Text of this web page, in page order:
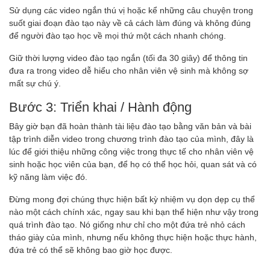
Sử dụng các video ngắn thú vị hoặc kể những câu chuyện trong
suốt giai đoạn đào tạo này về cả cách làm đúng và không đúng
để người đào tạo học về mọi thứ một cách nhanh chóng.
Giữ thời lượng video đào tạo ngắn (tối đa 30 giây) để thông tin
đưa ra trong video dễ hiểu cho nhân viên vệ sinh mà không sợ
mất sự chú ý.
Bước 3: Triển khai / Hành động
Bây giờ bạn đã hoàn thành tài liệu đào tạo bằng văn bản và bài
tập trình diễn video trong chương trình đào tạo của mình, đây là
lúc để giới thiệu những công việc trong thực tế cho nhân viên vệ
sinh hoặc học viên của bạn, để họ có thể học hỏi, quan sát và có
kỹ năng làm việc đó.
Đừng mong đợi chúng thực hiện bất kỳ nhiệm vụ dọn dẹp cụ thể
nào một cách chính xác, ngay sau khi bạn thể hiện như vậy trong
quá trình đào tạo. Nó giống như chỉ cho một đứa trẻ nhỏ cách
tháo giày của mình, nhưng nếu không thực hiện hoặc thực hành,
đứa trẻ có thể sẽ không bao giờ học được.